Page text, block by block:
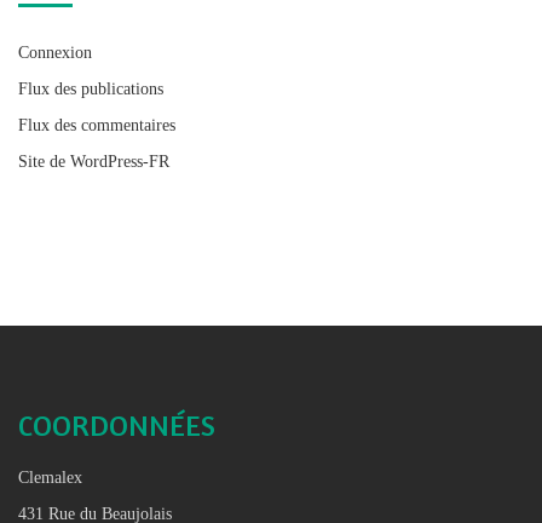
Connexion
Flux des publications
Flux des commentaires
Site de WordPress-FR
COORDONNÉES
Clemalex
431 Rue du Beaujolais